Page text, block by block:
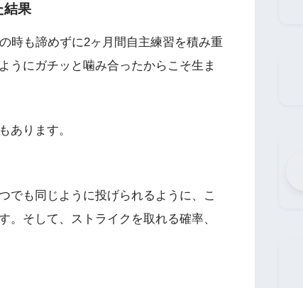
結果
時も諦めずに2ヶ月間自主練習を積み重
うにガチッと噛み合ったからこそ生ま
あります。
でも同じように投げられるように、こ
そして、ストライクを取れる確率、